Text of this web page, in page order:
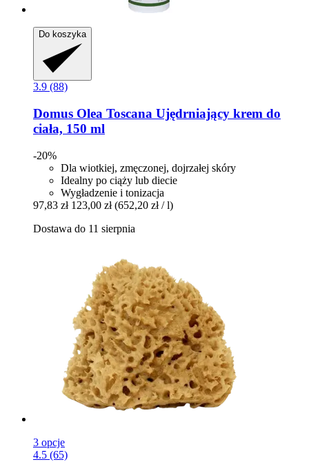
Do koszyka
3.9 (88)
Domus Olea Toscana Ujędrniający krem do
ciała, 150 ml
-20%
Dla wiotkiej, zmęczonej, dojrzałej skóry
Idealny po ciąży lub diecie
Wygładzenie i tonizacja
97,83 zł 123,00 zł (652,20 zł / l)
Dostawa do 11 sierpnia
3 opcje
4.5 (65)